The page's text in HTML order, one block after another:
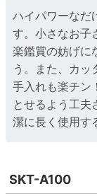
ハイパワーなだ
す。小さなお子
楽鑑賞の妨げに
う。また、カッ
手入れも楽チン
とせるよう工夫
潔に長く使用す
SKT-A100